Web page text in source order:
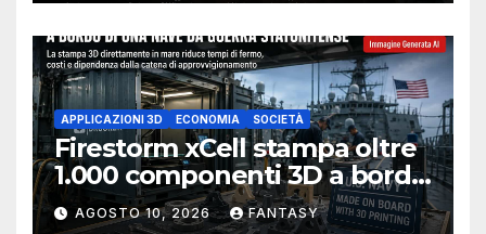
APPLICAZIONI 3D ECONOMIA SOCIETÀ
Firestorm xCell stampa oltre
1.000 componenti 3D a bordo
della USS Essex
AGOSTO 10, 2026 FANTASY